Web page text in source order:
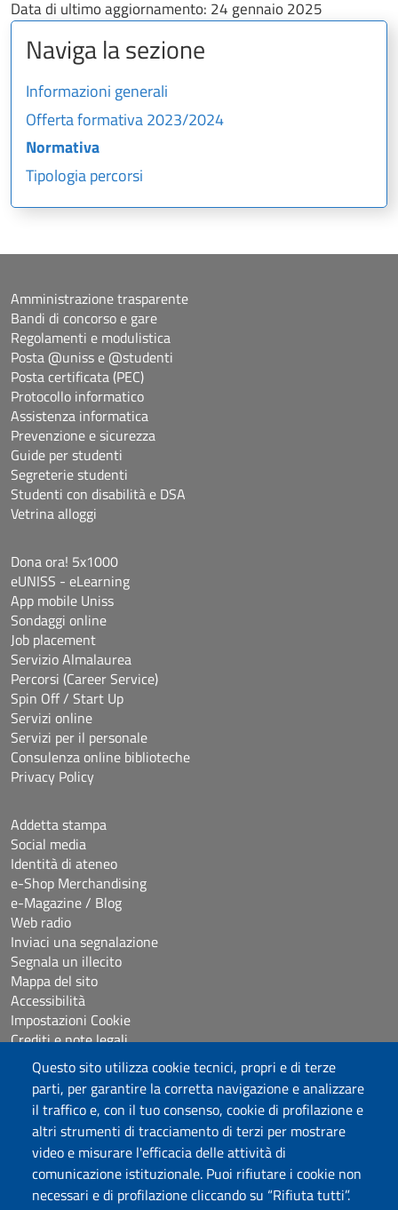
Questo sito utilizza cookie tecnici, propri e di terze
parti, per garantire la corretta navigazione e analizzare
il traffico e, con il tuo consenso, cookie di profilazione e
altri strumenti di tracciamento di terzi per mostrare
video e misurare l'efficacia delle attività di
comunicazione istituzionale. Puoi rifiutare i cookie non
necessari e di profilazione cliccando su “Rifiuta tutti”.
Data di ultimo aggiornamento: 24 gennaio 2025
Naviga la sezione
Informazioni generali
Offerta formativa 2023/2024
Normativa
Tipologia percorsi
Università degli Studi di Sassari
Piazza Università 21, Sassari
Amministrazione trasparente
Bandi di concorso e gare
Regolamenti e modulistica
Posta @uniss e @studenti
Posta certificata (PEC)
Protocollo informatico
Assistenza informatica
Prevenzione e sicurezza
Guide per studenti
Segreterie studenti
Studenti con disabilità e DSA
Vetrina alloggi
Dona ora! 5x1000
eUNISS - eLearning
App mobile Uniss
Sondaggi online
Job placement
Servizio Almalaurea
Percorsi (Career Service)
Spin Off / Start Up
Servizi online
Servizi per il personale
Consulenza online biblioteche
Privacy Policy
Addetta stampa
Social media
Identità di ateneo
e-Shop Merchandising
e-Magazine / Blog
Web radio
Inviaci una segnalazione
Segnala un illecito
Mappa del sito
Accessibilità
Impostazioni Cookie
Crediti e note legali
Seguici su
Chatta con noi